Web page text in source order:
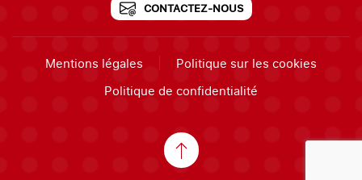
CONTACTEZ-NOUS
Mentions légales
Politique sur les cookies
Politique de confidentialité